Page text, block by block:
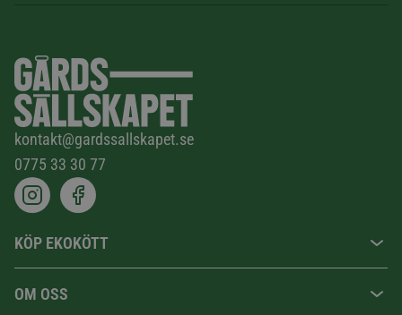
kontakt@gardssallskapet.se
0775 33 30 77
KÖP EKOKÖTT
OM OSS